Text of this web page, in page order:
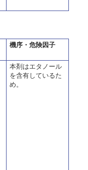
機序・危険因子
本剤はエタノール
を含有しているた
め。